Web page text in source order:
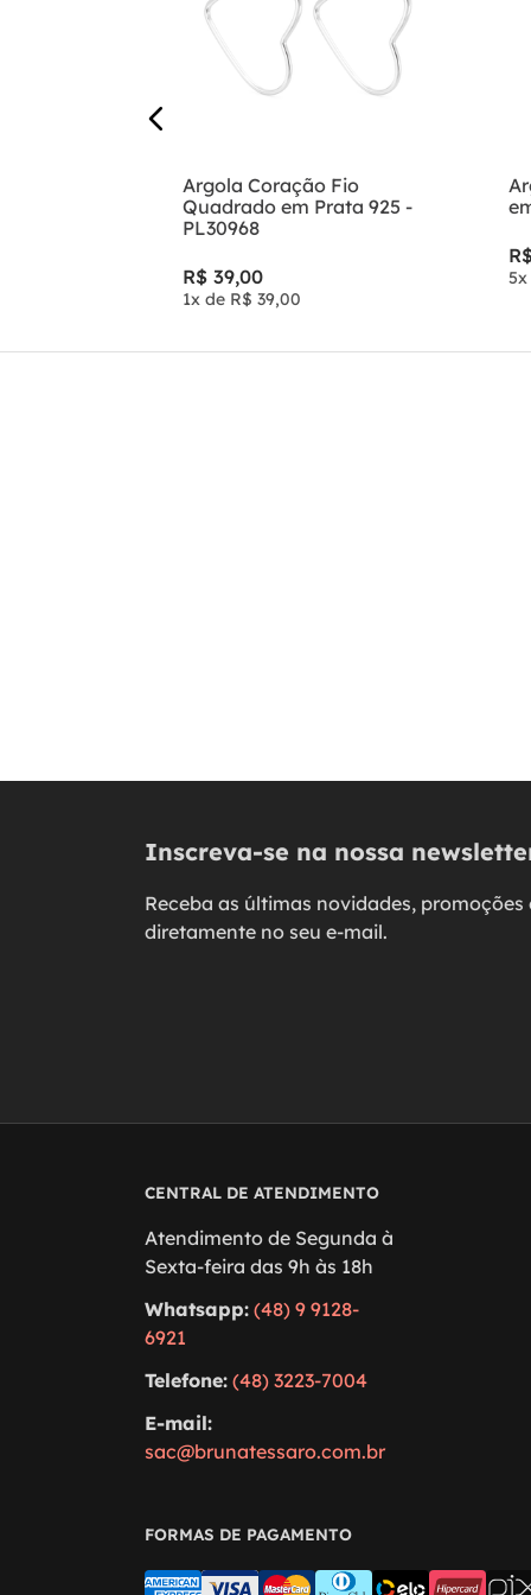
Argola Coração Fio
Quadrado em Prata 925 -
PL30968
R$ 39,00
1x de R$ 39,00
5x
Inscreva-se na nossa
Receba as últimas novidades,
diretamente no seu e-mail.
CENTRAL DE ATENDIMENTO
Atendimento de Segunda à
Sexta-feira das 9h às 18h
Whatsapp: (48) 9 9128-
6921
Telefone: (48) 3223-7004
E-mail:
sac@brunatessaro.com.br
FORMAS DE PAGAMENTO